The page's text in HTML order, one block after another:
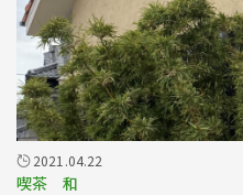
2021.04.22
喫茶 和